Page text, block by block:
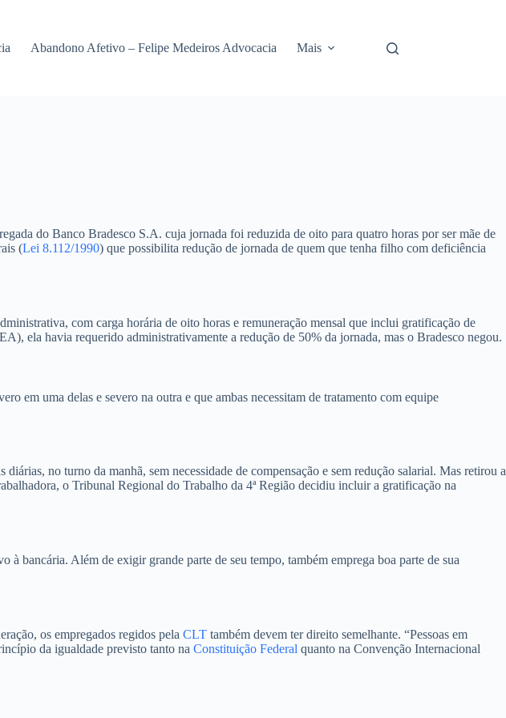
Abandono Afetivo – Felipe Medeiros Advocacia Mais
do Banco Bradesco S.A. cuja jornada foi reduzida de oito para quatro horas por ser mãe de
(Lei 8.112/1990) que possibilita redução de jornada de quem que tenha filho com deficiência
com carga horária de oito horas e remuneração mensal que inclui gratificação de
ela havia requerido administrativamente a redução de 50% da jornada, mas o Bradesco negou.
em uma delas e severo na outra e que ambas necessitam de tratamento com equipe
no turno da manhã, sem necessidade de compensação e sem redução salarial. Mas retirou a
o Tribunal Regional do Trabalho da 4ª Região decidiu incluir a gratificação na
bancária. Além de exigir grande parte de seu tempo, também emprega boa parte de sua
os empregados regidos pela CLT também devem ter direito semelhante. “Pessoas em
da igualdade previsto tanto na Constituição Federal quanto na Convenção Internacional